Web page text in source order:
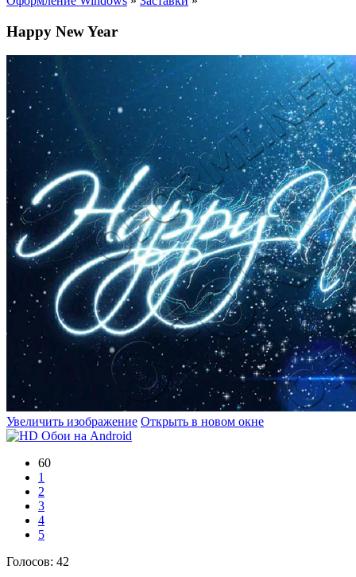
Happy New Year
Увеличить изображение Открыть в новом окне
60
1
2
3
4
5
Голосов: 42